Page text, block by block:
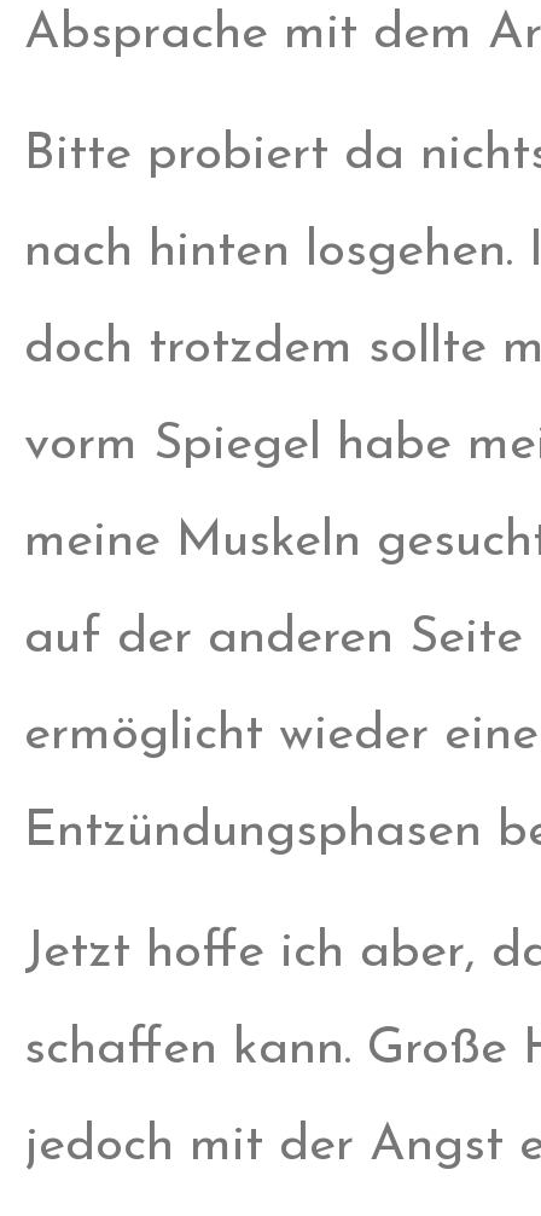
Absprache mit dem
Bitte probiert da
nach hinten losgehen.
doch trotzdem sollte
vorm Spiegel habe
meine Muskeln
auf der anderen
ermöglicht wieder
Entzündungsphasen
Jetzt hoffe ich aber,
schaffen kann. Große
jedoch mit der Angst